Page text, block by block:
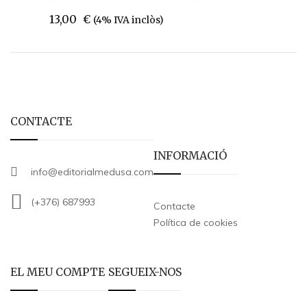
13,00 € (4% IVA inclòs)
CONTACTE
info@editorialmedusa.com
(+376) 687993
INFORMACIÓ
Contacte
Política de cookies
EL MEU COMPTE SEGUEIX-NOS